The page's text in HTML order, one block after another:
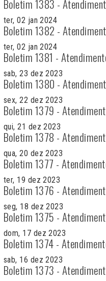
Boletim 1383 -
ter, 02 jan 2024
Boletim 1382 -
ter, 02 jan 2024
Boletim 1381 -
sab, 23 dez 2023
Boletim 1380 -
sex, 22 dez 2023
Boletim 1379 -
qui, 21 dez 2023
Boletim 1378 -
qua, 20 dez 2023
Boletim 1377 -
ter, 19 dez 2023
Boletim 1376 -
seg, 18 dez 2023
Boletim 1375 -
dom, 17 dez 2023
Boletim 1374 -
sab, 16 dez 2023
Boletim 1373 -